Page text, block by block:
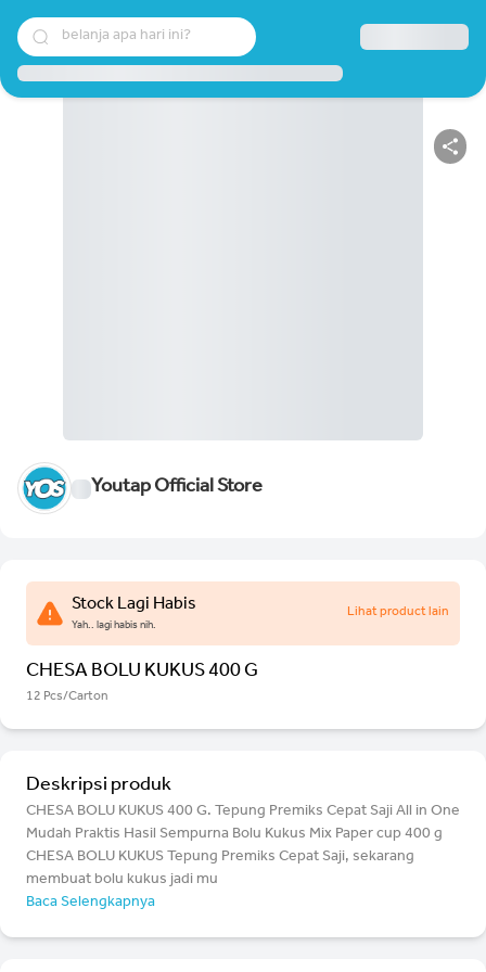
belanja apa hari ini?
Youtap Official Store
Stock Lagi Habis
Yah.. lagi habis nih.
Lihat product lain
CHESA BOLU KUKUS 400 G
12 Pcs/Carton
Deskripsi produk
CHESA BOLU KUKUS 400 G. Tepung Premiks Cepat Saji All in One
Mudah Praktis Hasil Sempurna Bolu Kukus Mix Paper cup 400 g
CHESA BOLU KUKUS Tepung Premiks Cepat Saji, sekarang
membuat bolu kukus jadi mu
Baca Selengkapnya